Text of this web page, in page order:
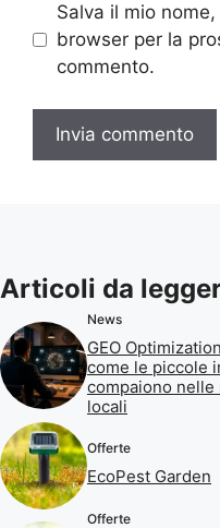
Salva il mio
browser per la
commento.
Articoli da
News
GEO
come le piccole
compaiono nelle
locali
Offerte
EcoPest Garden
Offerte